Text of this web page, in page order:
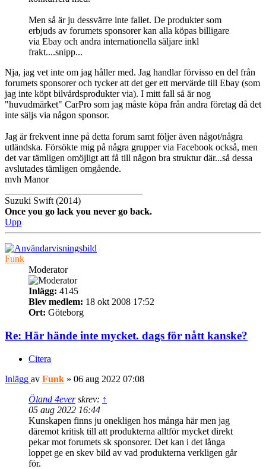
Men så är ju dessvärre inte fallet. De produkter som
erbjuds av forumets sponsorer kan alla köpas billigare
via Ebay och andra internationella säljare inkl
frakt....snipp...
Nja, jag vet inte om jag håller med. Jag handlar förvisso en del från
forumets sponsorer och tycker att det ger ett mervärde till Ebay (som
jag inte köpt bilvårdsprodukter via). I mitt fall så är nog
"huvudmärket" CarPro som jag måste köpa från andra företag då det
inte säljs via någon sponsor.
Jag är frekvent inne på detta forum samt följer även något/några
utländska. Försökte mig på några grupper via Facebook också, men
det var tämligen omöjligt att få till någon bra struktur där...så dessa
avslutades tämligen omgående.
mvh Manor
Suzuki Swift (2014)
Once you go lack you never go back.
Upp
Funk
Moderator
Inlägg: 4145
Blev medlem: 18 okt 2008 17:52
Ort: Göteborg
Re: Här hände inte mycket. dags för nått kanske?
Citera
Inlägg av Funk » 06 aug 2022 07:08
Öland 4everskrev: ↑
05 aug 2022 16:44
Kunskapen finns ju onekligen hos många här men jag
däremot kritisk till att produkterna alltför mycket direkt
pekar mot forumets sk sponsorer. Det kan i det långa
loppet ge en skev bild av vad produkterna verkligen går
för.